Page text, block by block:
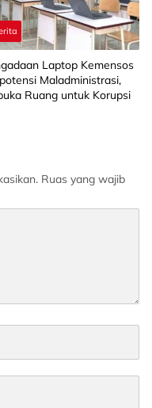
Laptop Kemensos
Maladministrasi,
Ruang untuk Korupsi
Ruas yang wajib